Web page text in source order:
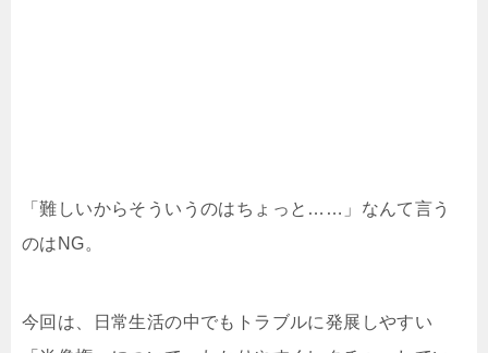
「難しいからそういうのはちょっと……」なんて言う
のはNG。
今回は、日常生活の中でもトラブルに発展しやすい